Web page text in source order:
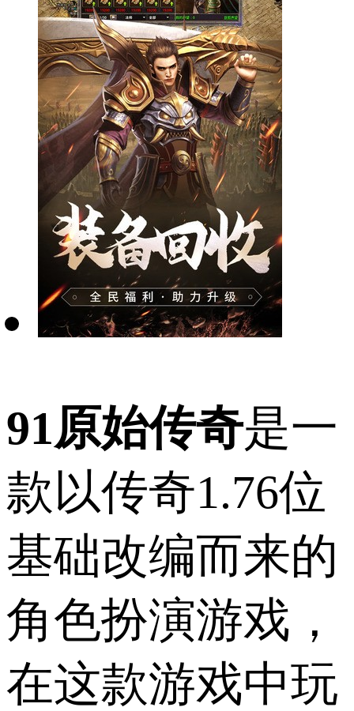
91原始传奇是一
款以传奇1.76位
基础改编而来的
角色扮演游戏，
在这款游戏中玩